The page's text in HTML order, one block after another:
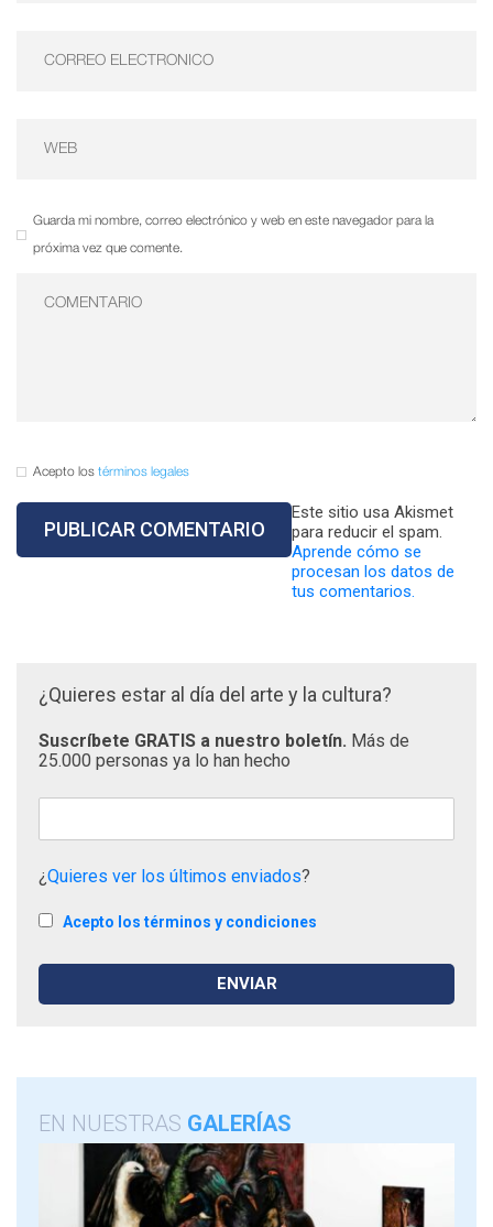
Guarda mi nombre, correo electrónico y web en este navegador para la
próxima vez que comente.
Acepto los términos legales
Este sitio usa Akismet
para reducir el spam.
Aprende cómo se
procesan los datos de
tus comentarios.
¿Quieres estar al día del arte y la cultura?
Suscríbete GRATIS a nuestro boletín. Más de
25.000 personas ya lo han hecho
¿Quieres ver los últimos enviados?
Acepto los términos y condiciones
EN NUESTRAS GALERÍAS